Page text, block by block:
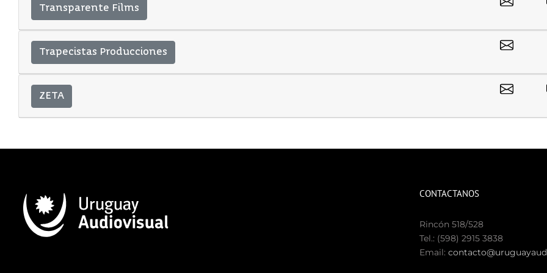
Transparente Films
Trapecistas Producciones
ZETA
CONTACTANOS
Rincón 518/528
Tel.: (598) 2915 3838
Email: